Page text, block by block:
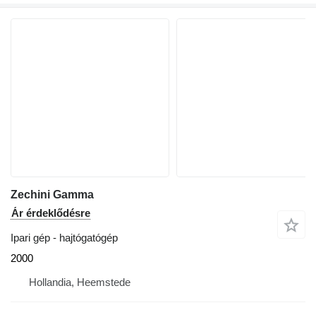
Zechini Gamma
Ár érdeklődésre
Ipari gép - hajtógatógép
2000
Hollandia, Heemstede